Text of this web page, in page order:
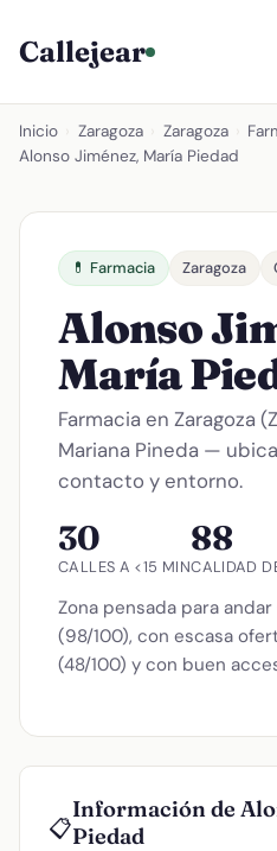
Callejear
Inicio Zaragoza Zaragoza
Alonso Jiménez, María Piedad
💊 Farmacia Zaragoza
Alonso
María
Farmacia en Zaragoza
Mariana Pineda —
contacto y entorno.
30
CALLES A <15 MIN
88
CALIDAD
Zona pensada para
(98/100), con escasa
(48/100) y con buen
📋
Información de
Piedad